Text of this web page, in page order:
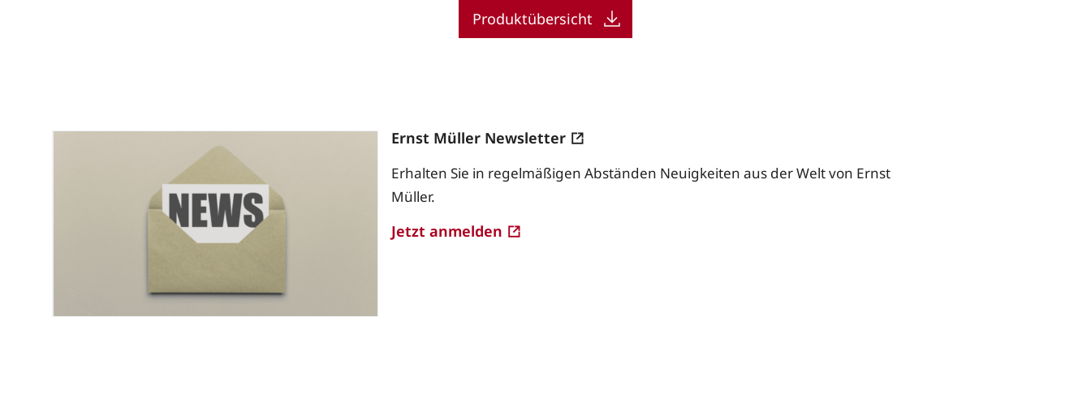
Produktübersicht
Ernst Müller Newsletter
Erhalten Sie in regelmäßigen Abständen Neuigkeiten aus der Welt von Ernst
Müller.
Jetzt anmelden